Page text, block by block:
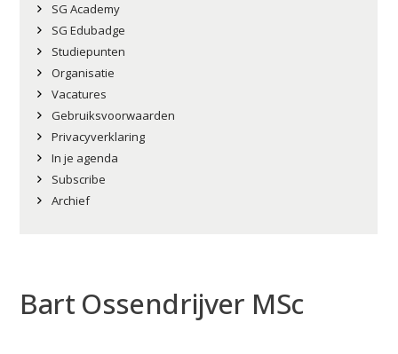
SG Academy
SG Edubadge
Studiepunten
Organisatie
Vacatures
Gebruiksvoorwaarden
Privacyverklaring
In je agenda
Subscribe
Archief
Bart Ossendrijver MSc